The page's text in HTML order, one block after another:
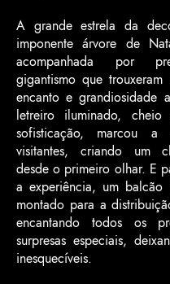
A grande estrela da
imponente árvore de
acompanhada por
gigantismo que
encanto e grandiosidade
letreiro iluminado,
sofisticação, marcou a
visitantes, criando um
desde o primeiro olhar. E
a experiência, um balcão
montado para a
encantando todos os
surpresas especiais,
inesquecíveis.